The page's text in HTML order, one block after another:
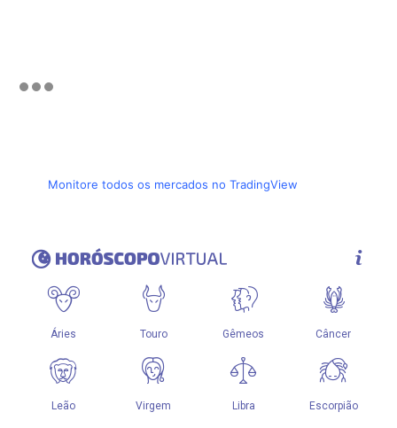
Monitore todos os mercados no TradingView